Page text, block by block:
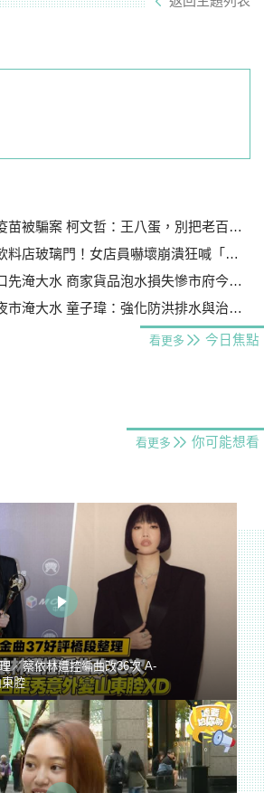
騙案 柯文哲：王八蛋，別把老百姓當白痴
璃門！女店員嚇壞崩潰狂喊「手機在哪？」
大水 商家貨品泡水損失慘市府今研議災損補償
大水 童子瑋：強化防洪排水與治水基礎建設
看更多 今日焦點
看更多 你可能想看
／蔡依林遭控編曲改36次 A-
腔